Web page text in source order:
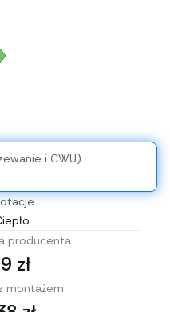
i CWU)
producenta
zł
montażem